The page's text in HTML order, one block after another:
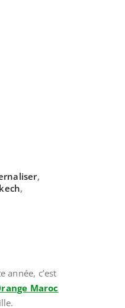
,
,
année, c’est
Maroc